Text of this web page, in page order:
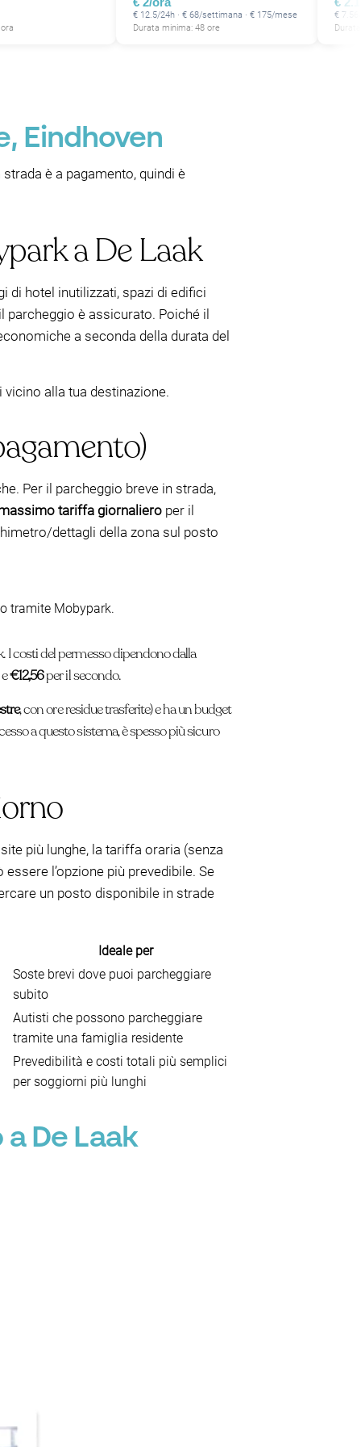
€ 12.5/24h · € 68/settimana · € 175/mese
Durata minima: 48 ore
€
Eindhoven
è a pagamento, quindi è
a De Laak
di hotel inutilizzati, spazi di edifici
è assicurato. Poiché il
a seconda della durata del
alla tua destinazione.
Per il parcheggio breve in strada,
tariffa giornaliero per il
dettagli della zona sul posto
tramite Mobypark.
I costi del permesso dipendono dalla
€12,56per il secondo.
, con ore residue trasferite) e ha un budget
a questo sistema, è spesso più sicuro
più lunghe, la tariffa oraria (senza
l’opzione più prevedibile. Se
un posto disponibile in strade
Ideale per
Soste brevi dove puoi parcheggiare
subito
Autisti che possono parcheggiare
tramite una famiglia residente
Prevedibilità e costi totali più semplici
per soggiorni più lunghi
De Laak